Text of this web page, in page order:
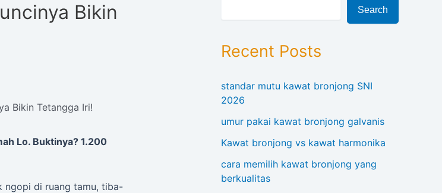
Bikin
Bikin Tetangga Iri!
Lo. Buktinya? 1.200
ngopi di ruang tamu, tiba-
Search
Recent Posts
standar mutu kawat bronjong SNI
2026
umur pakai kawat bronjong galvanis
Kawat bronjong vs kawat harmonika
cara memilih kawat bronjong yang
berkualitas